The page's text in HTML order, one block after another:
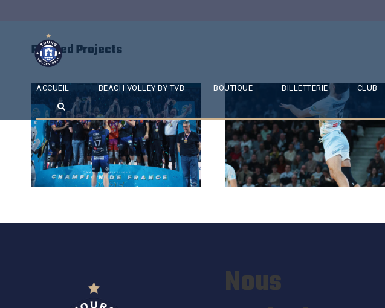
ACCUEIL BEACH VOLLEY BY TVB BOUTIQUE BILLETTERIE CLUB
Related Projects
SAISON 24/25-12 SAISON 24/25-11
Nous